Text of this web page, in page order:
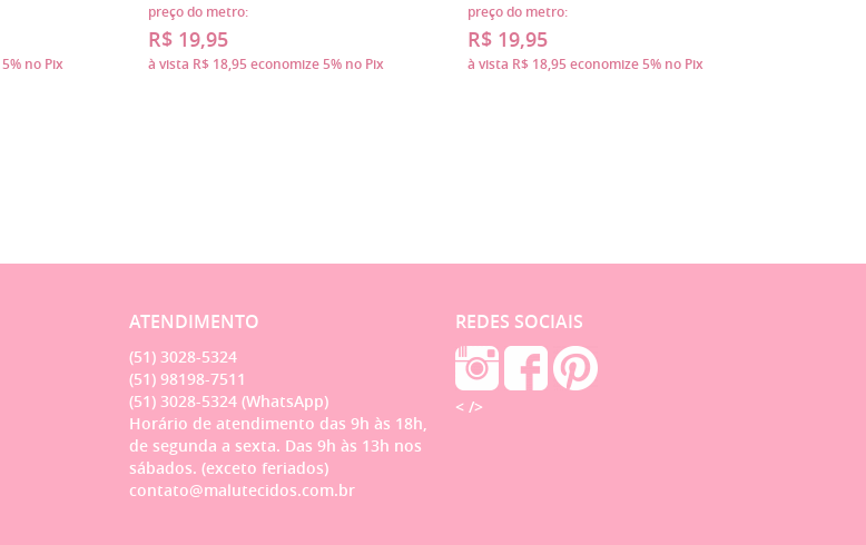
5% no Pix
preço do metro:
R$ 19,95
à vista R$ 18,95economize5% no Pix
preço do metro:
R$ 19,95
à vista R$ 18,95economize5% no Pix
ATENDIMENTO
(51) 3028-5324
(51) 98198-7511
(51) 3028-5324 (WhatsApp)
Horário de atendimento das 9h às 18h,
de segunda a sexta. Das 9h às 13h nos
sábados. (exceto feriados)
contato@malutecidos.com.br
REDES SOCIAIS
< />